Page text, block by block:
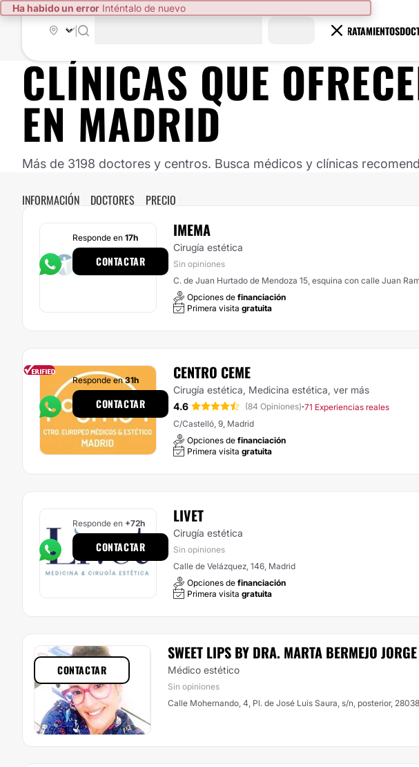
Ha habido un error Inténtalo de nuevo
TRATAMIENTOS
CLÍNICAS QUE
EN MADRID
Más de 3198 doctores y centros. Busca médicos y clínicas
INFORMACIÓN DOCTORES PRECIO
IMEMA
Cirugía estética
Sin opiniones
C. de Juan Hurtado de Mendoza 15, esquina con calle Juan
Opciones de financiación
Primera visita gratuita
Responde en 17h
CONTACTAR
CENTRO CEME
Cirugía estética, Medicina estética, ver más
4.6
(84 Opiniones)·71 Experiencias reales
C/Castelló, 9, Madrid
Opciones de financiación
Primera visita gratuita
Responde en31h
CONTACTAR
LIVET
Cirugía estética
Sin opiniones
Calle de Velázquez, 146, Madrid
Opciones de financiación
Primera visita gratuita
Responde en +72h
CONTACTAR
SWEET LIPS BY DRA. MARTA BERMEJO JORGE
Médico estético
Sin opiniones
Calle Mohernando, 4, Pl. de José Luis Saura, s/n, posterior,
CONTACTAR